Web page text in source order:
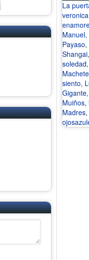
La
Manuel,
Payaso,
Shangai,
soledad,
Machete
siento,
Gigante,
Muiños,
Madres,